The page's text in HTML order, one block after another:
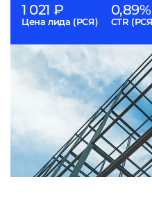
1 021 ₽
Цена лида (РСЯ)
0,89%
CTR